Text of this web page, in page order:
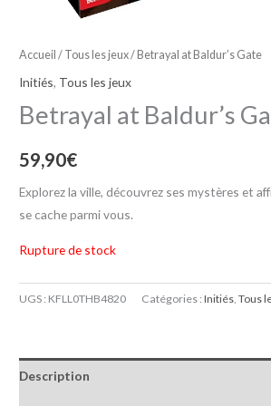
Accueil / Tous les jeux/ Betrayal at Baldur’s Gate
Initiés, Tous les jeux
Betrayal at Baldur’s
59,90€
Explorez la ville, découvrez ses mystères et
se cache parmi vous.
Rupture de stock
UGS : KFLL0THB4820 Catégories :Initiés ,Tous
Description